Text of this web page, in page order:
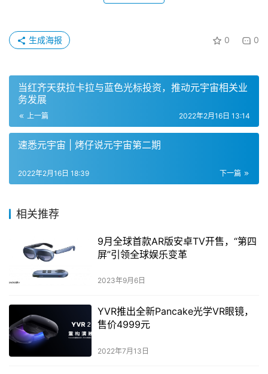
0 0
生成海报
当红齐天获拉卡拉与蓝色光标投资，推动元宇宙相关业
务发展
上一篇 2022年2月16日 13:14
速悉元宇宙 | 烤仔说元宇宙第二期
下一篇
2022年2月16日 18:39
相关推荐
9月全球首款AR版安卓TV开售，“第四
屏”引领全球娱乐变革
2023年9月6日
YVR推出全新Pancake光学VR眼镜，
售价4999元
2022年7月13日